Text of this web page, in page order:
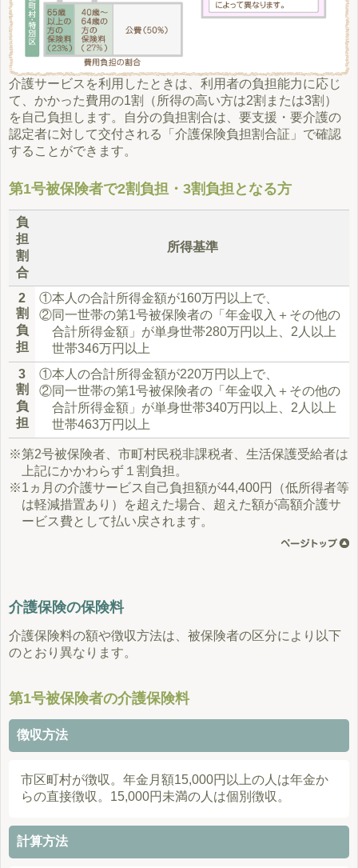
介護サービスを利用したときは、利用者の負担能力に応じ
て、かかった費用の1割（所得の高い方は2割または3割）
を自己負担します。自分の負担割合は、要支援・要介護の
認定者に対して交付される「介護保険負担割合証」で確認
することができます。
第1号被保険者で2割負担・3割負担となる方
負
担
割
合
所得基準
2
割
負
担
①本人の合計所得金額が160万円以上で、
②同一世帯の第1号被保険者の「年金収入＋その他の
合計所得金額」が単身世帯280万円以上、2人以上
世帯346万円以上
3
割
負
担
①本人の合計所得金額が220万円以上で、
②同一世帯の第1号被保険者の「年金収入＋その他の
合計所得金額」が単身世帯340万円以上、2人以上
世帯463万円以上
※第2号被保険者、市町村民税非課税者、生活保護受給者は
上記にかかわらず１割負担。
※1ヵ月の介護サービス自己負担額が44,400円（低所得者等
は軽減措置あり）を超えた場合、超えた額が高額介護サ
ービス費として払い戻されます。
介護保険の保険料
介護保険料の額や徴収方法は、被保険者の区分により以下
のとおり異なります。
第1号被保険者の介護保険料
徴収方法
市区町村が徴収。年金月額15,000円以上の人は年金か
らの直接徴収。15,000円未満の人は個別徴収。
計算方法